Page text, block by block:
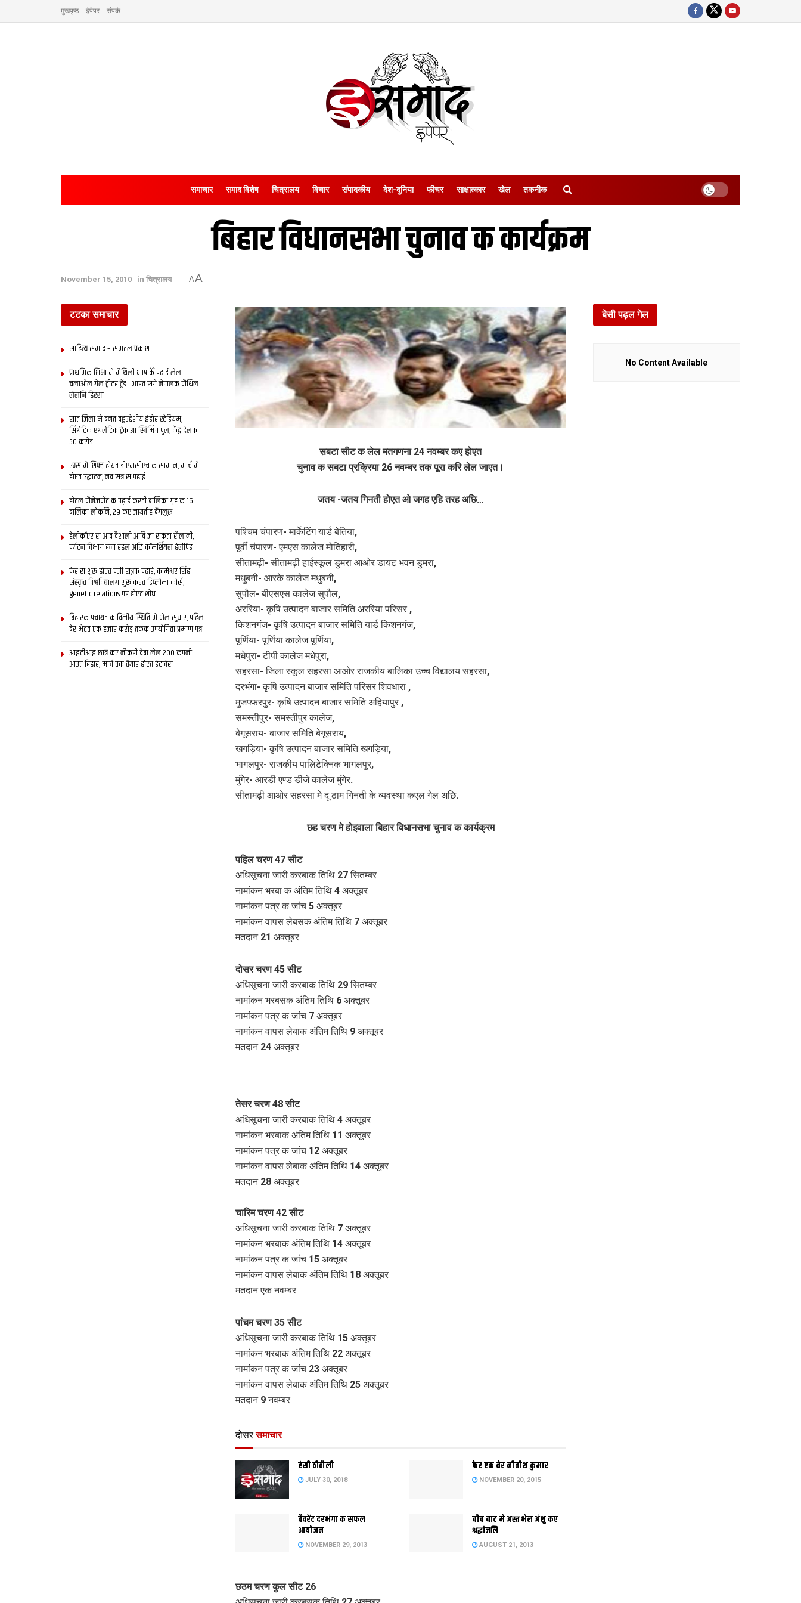
मुखपृष्ठ ईपेपर संपर्क
समाचार समाद विशेष चित्रालय विचार संपादकीय देश-दुनिया फीचर साक्षात्‍कार खेल तकनीक
बिहार विधानसभा चुनाव क कार्यक्रम
November 15, 2010 in चित्रालय AA
सबटा सीट क लेल मतगणना 24 नवम्बर कए होएत
चुनाव क सबटा प्रक्रिया 26 नवम्बर तक पूरा करि लेल जाएत।
जतय -जतय गिनती होएत ओ जगह एहि तरह अछि…
पश्चिम चंपारण- मार्केटिंग यार्ड बेतिया,
पूर्वी चंपारण- एमएस कालेज मोतिहारी,
सीतामढ़ी- सीतामढ़ी हाईस्कूल डुमरा आओर डायट भवन डुमरा,
मधुबनी- आरके कालेज मधुबनी,
सुपौल- बीएसएस कालेज सुपौल,
अररिया- कृषि उत्पादन बाजार समिति अररिया परिसर ,
किशनगंज- कृषि उत्पादन बाजार समिति यार्ड किशनगंज,
पूर्णिया- पूर्णिया कालेज पूर्णिया,
मधेपुरा- टीपी कालेज मधेपुरा,
सहरसा- जिला स्कूल सहरसा आओर राजकीय बालिका उच्च विद्यालय सहरसा,
दरभंगा- कृषि उत्पादन बाजार समिति परिसर शिवधारा ,
मुजफ्फरपुर- कृषि उत्पादन बाजार समिति अहियापुर ,
समस्तीपुर- समस्तीपुर कालेज,
बेगूसराय- बाजार समिति बेगूसराय,
खगड़िया- कृषि उत्पादन बाजार समिति खगड़िया,
भागलपुर- राजकीय पालिटेक्निक भागलपुर,
मुंगेर- आरडी एण्ड डीजे कालेज मुंगेर.
सीतामढ़ी आओर सहरसा मे दू ठाम गिनती के व्यवस्था कएल गेल अछि.
छह चरण मे होइवाला बिहार विधानसभा चुनाव क कार्यक्रम
पहिल चरण 47 सीट
अधिसूचना जारी करबाक तिथि 27 सितम्बर
नामांकन भरबा क अंतिम तिथि 4 अक्तूबर
नामांकन पत्र क जांच 5 अक्तूबर
नामांकन वापस लेबसक अंतिम तिथि 7 अक्तूबर
मतदान 21 अक्तूबर
दोसर चरण 45 सीट
अधिसूचना जारी करबाक तिथि 29 सितम्बर
नामांकन भरबसक अंतिम तिथि 6 अक्तूबर
नामांकन पत्र क जांच 7 अक्तूबर
नामांकन वापस लेबाक अंतिम तिथि 9 अक्तूबर
मतदान 24 अक्तूबर
तेसर चरण 48 सीट
अधिसूचना जारी करबाक तिथि 4 अक्तूबर
नामांकन भरबाक अंतिम तिथि 11 अक्तूबर
नामांकन पत्र क जांच 12 अक्तूबर
नामांकन वापस लेबाक अंतिम तिथि 14 अक्तूबर
मतदान 28 अक्तूबर
चारिम चरण 42 सीट
अधिसूचना जारी करबाक तिथि 7 अक्तूबर
नामांकन भरबाक अंतिम तिथि 14 अक्तूबर
नामांकन पत्र क जांच 15 अक्तूबर
नामांकन वापस लेबाक अंतिम तिथि 18 अक्तूबर
मतदान एक नवम्बर
पांचम चरण 35 सीट
अधिसूचना जारी करबाक तिथि 15 अक्तूबर
नामांकन भरबाक अंतिम तिथि 22 अक्तूबर
नामांकन पत्र क जांच 23 अक्तूबर
नामांकन वापस लेबाक अंतिम तिथि 25 अक्तूबर
मतदान 9 नवम्बर
दोसर समाचार
हंसी ठीठौली
JULY 30, 2018
फेर एक बेर नीतीश कुमार
NOVEMBER 20, 2015
वैवरेंट दरभंगा क सफल
आयोजन
NOVEMBER 29, 2013
बीच बाट मे अस्त भेल अंशु कए
श्रद्धांजलि
AUGUST 21, 2013
छठम चरण कुल सीट 26
टटका समाचार
साहित्य समाद – समटल प्रकाश
प्राथमिक शि‍क्षा मे मैथि‍ली भाषाकेँ पढ़ाई लेल
चलाओल गेल ट्वीटर ट्रेंड : भारत संगे नेपालक मैथिल
लेलनि हिस्सा
सात जिला मे बनत बहुउद्देशीय इंडोर स्‍टेडि‍यम,
सिंथेटिक एथलेटिक ट्रेक आ स्विमिंग पुल, केंद्र देलक
50 करोड़
एम्स मे शिफ्ट होयत डीएमसीएच क सामान, मार्च मे
होएत उद्घाटन, नव सत्र स पढाई
होटल मैनेजमेंट क पढ़ाई करती बालिका गृह क 16
बालिका लोकनि, 29 कए जायतीह बेंगलुरु
हेलीकॉप्टर स आब वैशाली आबि जा सकता सैलानी,
पर्यटन विभाग बना रहल अछि कॉमर्शियल हेलीपैड
फेर स शुरू होएत पंजी सूत्रक पढाई, कामेश्वर सिंह
संस्कृत विश्वविद्यालय शुरू करत डिप्लोमा कोर्स,
genetic relations पर होएत शोध
बिहारक पंचायत क वित्‍तीय स्थिति मे भेल सुधार, पहिल
बेर भेटत एक हजार करोड़ तकक उपयोगिता प्रमाण पत्र
आइटीआइ छात्र कए नौकरी देबा लेल 200 कंपनी
आउत बिहार, मार्च तक तैयार होएत डेटाबेस
बेसी पढ़ल गेल
No Content Available